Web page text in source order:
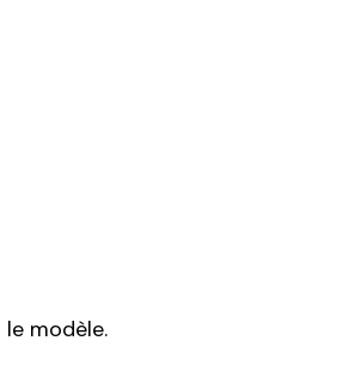
modèle.